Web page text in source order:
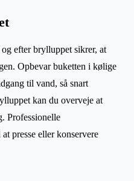
efter brylluppet sikrer, at
Opbevar buketten i kølige
til vand, så snart
kan du overveje at
Professionelle
presse eller konservere